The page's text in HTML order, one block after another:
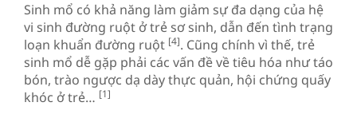
Sinh mổ có khả năng làm giảm sự đa dạng của hệ
vi sinh đường ruột ở trẻ sơ sinh, dẫn đến tình trạng
loạn khuẩn đường ruột [4]. Cũng chính vì thế, trẻ
sinh mổ dễ gặp phải các vấn đề về tiêu hóa như táo
bón, trào ngược dạ dày thực quản, hội chứng quấy
khóc ở trẻ… [1]